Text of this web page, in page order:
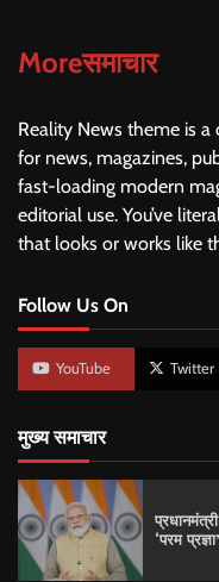
Moreसमाचार
Reality News theme is
for news, magazines,
fast-loading modern
editorial use. You’ve
that looks or works like
Follow Us On
YouTube Twitter
मुख्य समाचार
‘परम